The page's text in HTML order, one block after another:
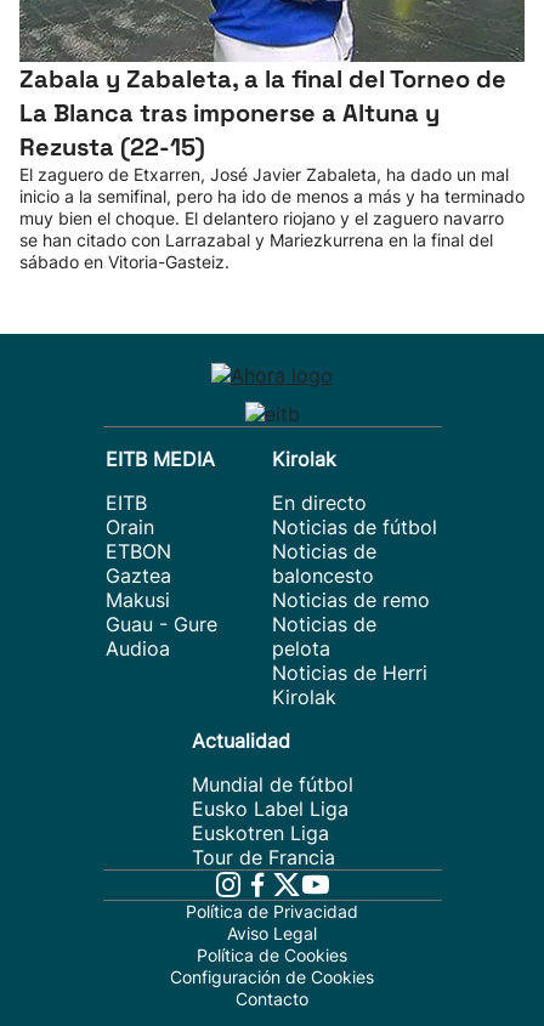
Zabala y Zabaleta, a la final del Torneo de
La Blanca tras imponerse a Altuna y
Rezusta (22-15)
El zaguero de Etxarren, José Javier Zabaleta, ha dado un mal
inicio a la semifinal, pero ha ido de menos a más y ha terminado
muy bien el choque. El delantero riojano y el zaguero navarro
se han citado con Larrazabal y Mariezkurrena en la final del
sábado en Vitoria-Gasteiz.
EITB MEDIA
EITB
Orain
ETBON
Gaztea
Makusi
Guau - Gure
Audioa
Kirolak
En directo
Noticias de fútbol
Noticias de
baloncesto
Noticias de remo
Noticias de
pelota
Noticias de Herri
Kirolak
Actualidad
Mundial de fútbol
Eusko Label Liga
Euskotren Liga
Tour de Francia
Política de Privacidad
Aviso Legal
Política de Cookies
Configuración de Cookies
Contacto